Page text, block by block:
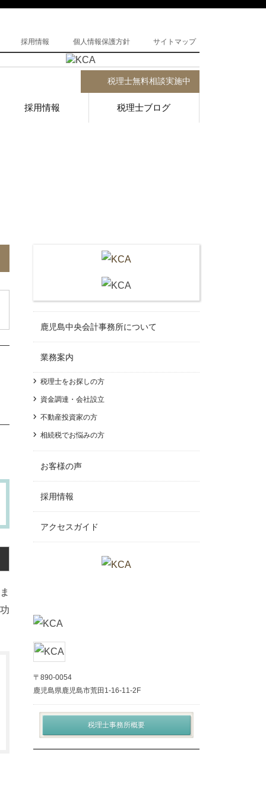
採用情報 個人情報保護方針 サイトマップ
税理士無料相談実施中
採用情報 税理士ブログ
鹿児島中央会計事務所について
業務案内
税理士をお探しの方
資金調達・会社設立
不動産投資家の方
相続税でお悩みの方
お客様の声
採用情報
アクセスガイド
〒890-0054
鹿児島県鹿児島市荒田1-16-11-2F
税理士事務所概要